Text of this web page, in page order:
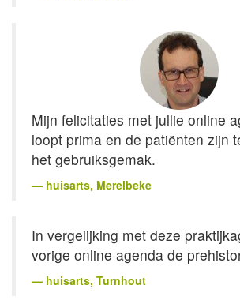
Mijn felicitaties met jullie online
loopt prima en de patiënten zijn
het gebruiksgemak.
huisarts, Merelbeke
In vergelijking met deze
vorige online agenda de
huisarts, Turnhout